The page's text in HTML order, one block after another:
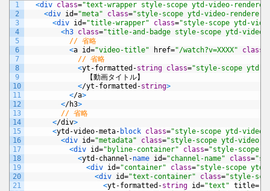
1
2
3
4
5
6
7
8
9
10
11
12
13
14
15
16
17
18
19
20
21
<div class="text-wrapper style-scope ytd-video-
<div id="meta" class="style-scope ytd-video-renderer"
<div id="title-wrapper" class="style-scope ytd-
<h3 class="title-and-badge style-scope ytd-video-
// 省略
<a id="video-title" href="/watch?v=XXXX" class
// 省略
<yt -formatted -string class="style-scope ytd-
【動画タイトル】
</yt -formatted -string>
</a>
</h3>
// 省略
</div>
<ytd -video-meta- block class="style-scope ytd-video-
<div id="metadata" class="style-scope ytd-video-
<div id="byline-container" class="style-scope
<ytd -channel -name id="channel-name" class=
<div id="container" class="style-scope ytd-
<div id="text-container" class="style-
<yt -formatted -string id="text" title=